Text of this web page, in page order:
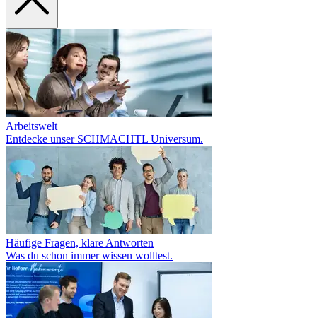
Arbeitswelt
Entdecke unser SCHMACHTL Universum.
Häufige Fragen, klare Antworten
Was du schon immer wissen wolltest.